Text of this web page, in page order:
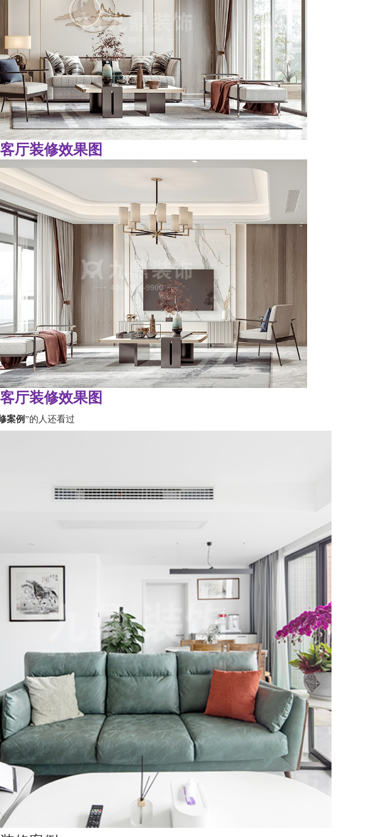
厅装修效果图
厅装修效果图
案例”的人还看过